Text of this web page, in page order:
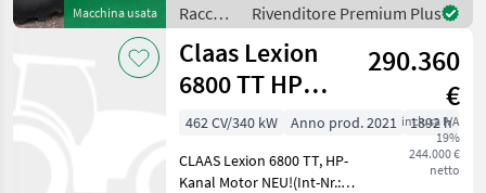
Macchina usata
Gutfluss Premium Line, 2
Gang
Raccolto
agricolo
/ Claas
Rivenditore Premium Plus
Claas Lexion
6800 TT HP
Kanal hydr.
Motor NEU
290.360
€
inclusa IVA
19%
244.000 €
netto
462 CV/340 kW Anno prod. 2021
1892 h
CLAAS Lexion 6800 TT, HP-
Kanal Motor NEU!(Int-Nr.: